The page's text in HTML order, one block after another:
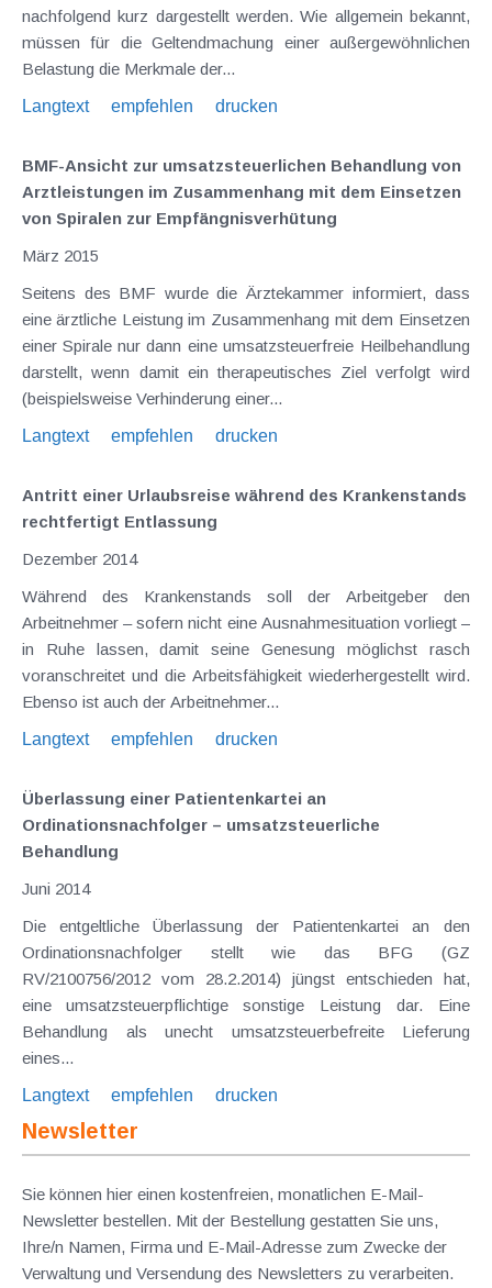
nachfolgend kurz dargestellt werden. Wie allgemein bekannt,
müssen für die Geltendmachung einer außergewöhnlichen
Belastung die Merkmale der...
Langtext
empfehlen drucken
BMF-Ansicht zur umsatzsteuerlichen Behandlung von
Arztleistungen im Zusammenhang mit dem Einsetzen
von Spiralen zur Empfängnisverhütung
März 2015
Seitens des BMF wurde die Ärztekammer informiert, dass
eine ärztliche Leistung im Zusammenhang mit dem Einsetzen
einer Spirale nur dann eine umsatzsteuerfreie Heilbehandlung
darstellt, wenn damit ein therapeutisches Ziel verfolgt wird
(beispielsweise Verhinderung einer...
Langtext
empfehlen drucken
Antritt einer Urlaubsreise während des Krankenstands
rechtfertigt Entlassung
Dezember 2014
Während des Krankenstands soll der Arbeitgeber den
Arbeitnehmer – sofern nicht eine Ausnahmesituation vorliegt –
in Ruhe lassen, damit seine Genesung möglichst rasch
voranschreitet und die Arbeitsfähigkeit wiederhergestellt wird.
Ebenso ist auch der Arbeitnehmer...
Langtext
empfehlen drucken
Überlassung einer Patientenkartei an
Ordinationsnachfolger – umsatzsteuerliche
Behandlung
Juni 2014
Die entgeltliche Überlassung der Patientenkartei an den
Ordinationsnachfolger stellt wie das BFG (GZ
RV/2100756/2012 vom 28.2.2014) jüngst entschieden hat,
eine umsatzsteuerpflichtige sonstige Leistung dar. Eine
Behandlung als unecht umsatzsteuerbefreite Lieferung
eines...
Langtext
empfehlen drucken
Newsletter
Sie können hier einen kostenfreien, monatlichen E-Mail-
Newsletter bestellen. Mit der Bestellung gestatten Sie uns,
Ihre/n Namen, Firma und E-Mail-Adresse zum Zwecke der
Verwaltung und Versendung des Newsletters zu verarbeiten.